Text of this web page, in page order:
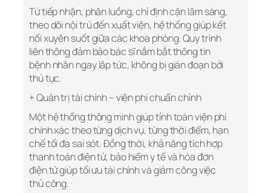
Từ tiếp nhận, phân luồng, chỉ định cận lâm sàng,
theo dõi nội trú đến xuất viện, hệ thống giúp kết
nối xuyên suốt giữa các khoa phòng. Quy trình
liên thông đảm bảo bác sĩ nắm bắt thông tin
bệnh nhân ngay lập tức, không bị gián đoạn bởi
thủ tục.
+ Quản trị tài chính – viện phí chuẩn chỉnh
Một hệ thống thông minh giúp tính toán viện phí
chính xác theo từng dịch vụ, từng thời điểm, hạn
chế tối đa sai sót. Đồng thời, khả năng tích hợp
thanh toán điện tử, bảo hiểm y tế và hóa đơn
điện tử giúp tối ưu tài chính và giảm công việc
thủ công.